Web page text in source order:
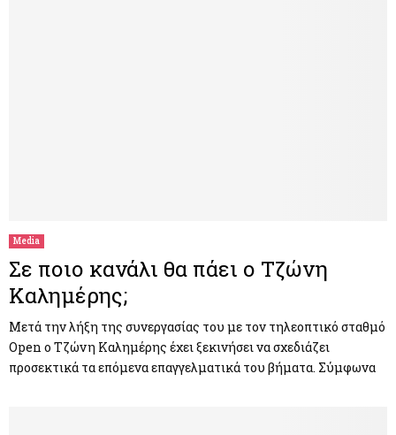
Media
Σε ποιο κανάλι θα πάει ο Τζώνη
Καλημέρης;
Μετά την λήξη της συνεργασίας του με τον τηλεοπτικό σταθμό
Open ο Τζώνη Καλημέρης έχει ξεκινήσει να σχεδιάζει
προσεκτικά τα επόμενα επαγγελματικά του βήματα. Σύμφωνα